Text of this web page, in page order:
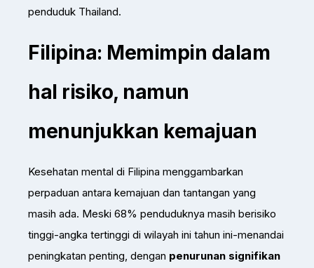
penduduk Thailand.
Filipina: Memimpin dalam
hal risiko, namun
menunjukkan kemajuan
Kesehatan mental di Filipina menggambarkan
perpaduan antara kemajuan dan tantangan yang
masih ada. Meski 68% penduduknya masih berisiko
tinggi-angka tertinggi di wilayah ini tahun ini-menandai
peningkatan penting, dengan penurunan signifikan